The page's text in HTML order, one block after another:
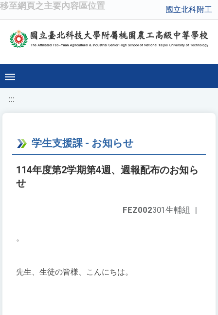
移至網頁之主要內容區位置 國立北科附工
:::
学生支援課 - お知らせ
114年度第2学期第4週、週報配布のお知ら
せ
FEZ002301生輔組 |
。
先生、生徒の皆様、こんにちは。